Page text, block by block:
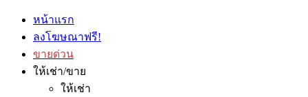
หน้าแรก
ลงโฆษณาฟรี!
ขายด่วน
ให้เช่า/ขาย
ให้เช่า